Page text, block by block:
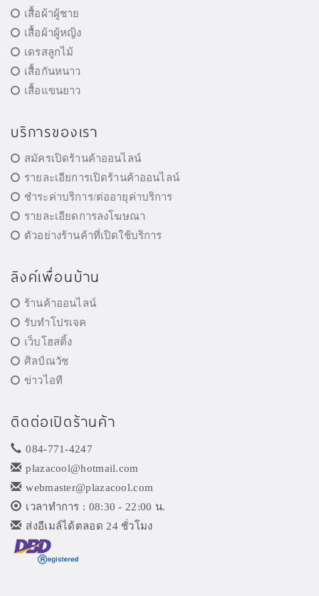
เสื้อผ้าผู้ชาย
เสื้อผ้าผู้หญิง
เดรสลูกไม้
เสื้อกันหนาว
เสื้อแขนยาว
บริการของเรา
สมัครเปิดร้านค้าออนไลน์
รายละเอียการเปิดร้านค้าออนไลน์
ชำระค่าบริการ/ต่ออายุค่าบริการ
รายละเอียดการลงโฆษณา
ตัวอย่างร้านค้าที่เปิดใช้บริการ
ลิงค์เพื่อนบ้าน
ร้านค้าออนไลน์
รับทำโปรเจค
เว็บโฮสติ้ง
ศิลป์ณวัช
ข่าวไอที
ติดต่อเปิดร้านค้า
084-771-4247
plazacool@hotmail.com
webmaster@plazacool.com
เวลาทำการ : 08:30 - 22:00 น.
ส่งอีเมล์ได้ตลอด 24 ชั่วโมง